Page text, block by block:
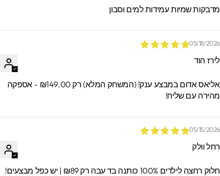
שמיות עמידות למים וסבון
05/18/
הוד
אליאס אדום במבצע ענק! (המשחק המלא) רק ₪149.00 - אספקה
עם שליח!
05/15/
וולק
רחצה לילדים 100% כותנה בד עבה רק ₪89 | יש כפל מבצעים!